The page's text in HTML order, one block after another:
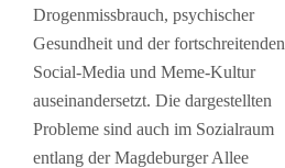
Drogenmissbrauch, psychischer
Gesundheit und der fortschreitenden
Social-Media und Meme-Kultur
auseinandersetzt. Die dargestellten
Probleme sind auch im Sozialraum
entlang der Magdeburger Allee